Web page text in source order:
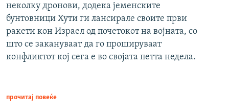
неколку дронови, додека јеменските
бунтовници Хути ги лансирале своите први
ракети кон Израел од почетокот на војната, со
што се закануваат да го прошируваат
конфликтот кој сега е во својата петта недела.
прочитај повеќе